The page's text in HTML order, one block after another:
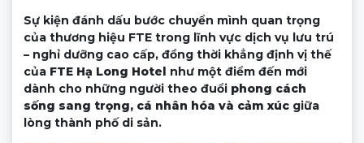
Sự kiện đánh dấu bước chuyển mình quan trọng
của thương hiệu FTE trong lĩnh vực dịch vụ lưu trú
– nghỉ dưỡng cao cấp, đồng thời khẳng định vị thế
của FTE Hạ Long Hotel như một điểm đến mới
dành cho những người theo đuổi phong cách
sống sang trọng, cá nhân hóa và cảm xúc giữa
lòng thành phố di sản.